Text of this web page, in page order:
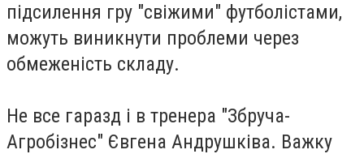
підсилення гру "свіжими" футболістами,
можуть виникнути проблеми через
обмеженість складу.
Не все гаразд і в тренера "Збруча-
Агробізнес" Євгена Андрушківа. Важку